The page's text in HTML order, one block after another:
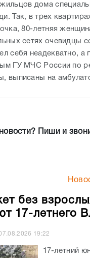
дома
Так, в трех
80-летняя
сетях очевидцы
себя неадекватно, а
ГУ МЧС России по
выписаны на
новости? Пиши и
без
17-летнего
19:22
17-летний